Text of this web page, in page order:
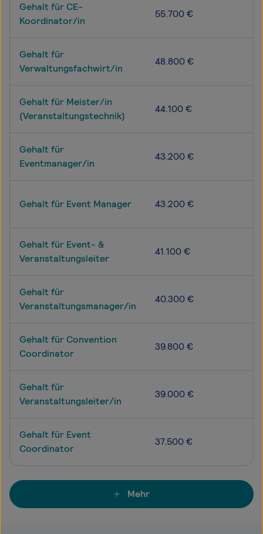
Gehalt für CE-
Koordinator/in
55.700 €
Gehalt für
Verwaltungsfachwirt/in
48.800 €
Gehalt für Meister/in
(Veranstaltungstechnik)
44.100 €
Gehalt für
Eventmanager/in
43.200 €
Gehalt für Event Manager 43.200 €
Gehalt für Event- &
Veranstaltungsleiter
41.100 €
Gehalt für
Veranstaltungsmanager/in
40.300 €
Gehalt für Convention
Coordinator
39.800 €
Gehalt für
Veranstaltungsleiter/in
39.000 €
Gehalt für Event
Coordinator
37.500 €
Mehr